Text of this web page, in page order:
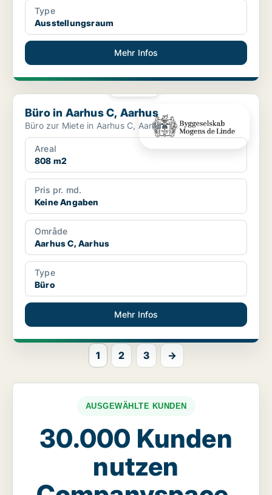
Type
Ausstellungsraum
Mehr Infos
Büro in Aarhus C, Aarhus
Büro in Aarhus C, Aarhus
Büro zur Miete in Aarhus C, Aarhus
Areal
808 m2
Pris pr. md.
Keine Angaben
Område
Aarhus C, Aarhus
Type
Büro
Mehr Infos
1 2 3 →
AUSGEWÄHLTE KUNDEN
30.000 Kunden
nutzen